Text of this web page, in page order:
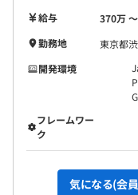
給与
370万
勤務地
東京都
開発環境
フレームワー
ク
気になる(会